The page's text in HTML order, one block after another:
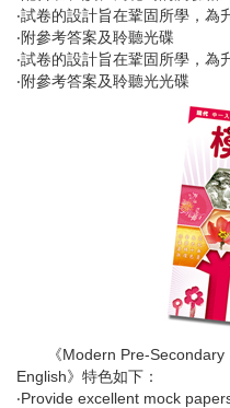
‧試卷的設計旨在鞏固所學，為
‧附參考答案及聆聽光碟
‧試卷的設計旨在鞏固所學，為
‧附參考答案及聆聽光光碟
《Modern Pre-
English》特色如下：
‧Provide excellent mock